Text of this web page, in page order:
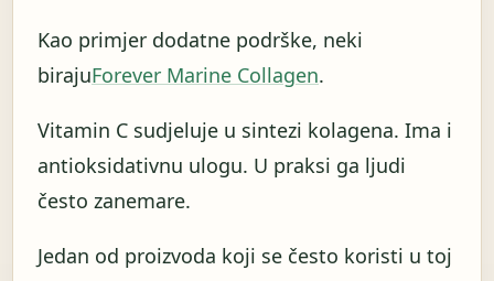
Kao primjer dodatne podrške, neki
birajuForever Marine Collagen.
Vitamin C sudjeluje u sintezi kolagena. Ima i
antioksidativnu ulogu. U praksi ga ljudi
često zanemare.
Jedan od proizvoda koji se često koristi u toj